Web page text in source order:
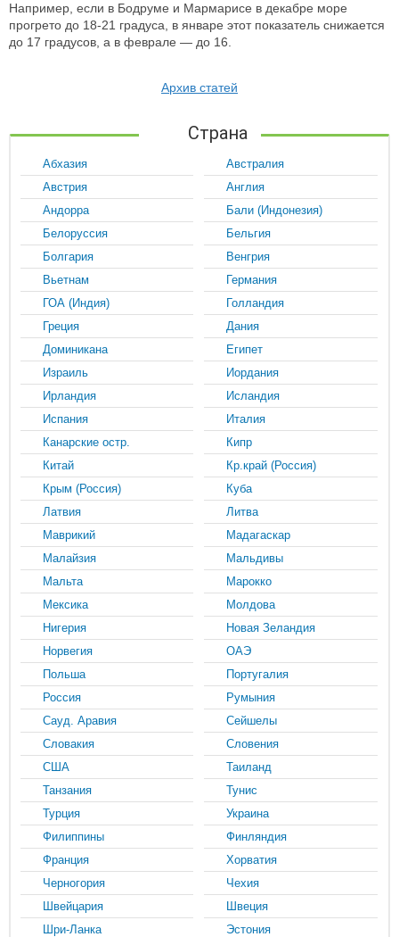
Например, если в Бодруме и Мармарисе в декабре море
прогрето до 18-21 градуса, в январе этот показатель снижается
до 17 градусов, а в феврале — до 16.
Архив статей
Страна
Абхазия
Австралия
Австрия
Англия
Андорра
Бали (Индонезия)
Белоруссия
Бельгия
Болгария
Венгрия
Вьетнам
Германия
ГОА (Индия)
Голландия
Греция
Дания
Доминикана
Египет
Израиль
Иордания
Ирландия
Исландия
Испания
Италия
Канарские остр.
Кипр
Китай
Кр.край (Россия)
Крым (Россия)
Куба
Латвия
Литва
Маврикий
Мадагаскар
Малайзия
Мальдивы
Мальта
Марокко
Мексика
Молдова
Нигерия
Новая Зеландия
Норвегия
ОАЭ
Польша
Португалия
Россия
Румыния
Сауд. Аравия
Сейшелы
Словакия
Словения
США
Таиланд
Танзания
Тунис
Турция
Украина
Филиппины
Финляндия
Франция
Хорватия
Черногория
Чехия
Швейцария
Швеция
Шри-Ланка
Эстония